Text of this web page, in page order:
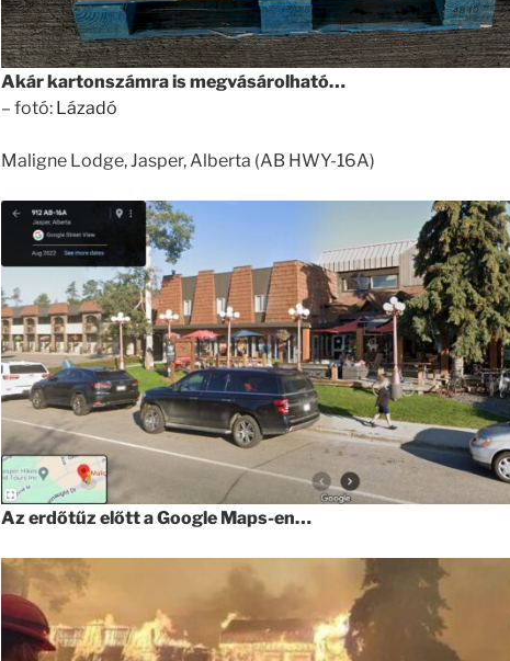
Akár kartonszámra is megvásárolható…
– fotó: Lázadó
Maligne Lodge, Jasper, Alberta (AB HWY-16A)
Az erdőtűz előtt a Google Maps-en…